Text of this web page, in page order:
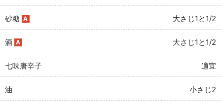
砂糖 A 大さじ1と1/2
酒 A 大さじ1と1/2
七味唐辛子 適宜
油 小さじ2